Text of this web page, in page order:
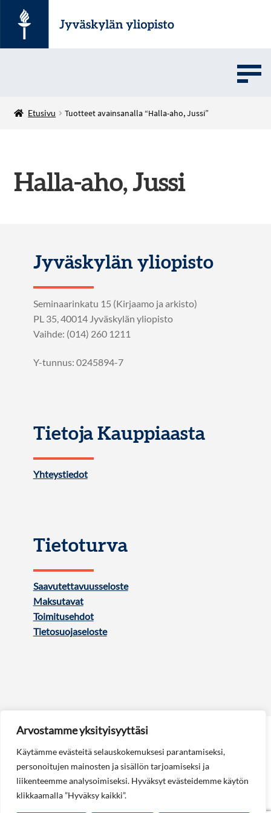
Arvostamme yksityisyyttäsi
Käytämme evästeitä selauskokemuksesi parantamiseksi,
personoitujen mainosten ja sisällön tarjoamiseksi ja
liikenteemme analysoimiseksi. Hyväksyt evästeidemme käytön
klikkaamalla ”Hyväksy kaikki”.
UMOVE
English
Etusivu Tuotteet avainsanalla “Halla-aho, Jussi”
Halla-aho, Jussi
Jyväskylän yliopisto
Seminaarinkatu 15 (Kirjaamo ja arkisto)
PL 35, 40014 Jyväskylän yliopisto
Vaihde: (014) 260 1211
Y-tunnus: 0245894-7
Tietoja Kauppiaasta
Yhteystiedot
Tietoturva
Saavutettavuusseloste
Maksutavat
Toimitusehdot
Tietosuojaseloste